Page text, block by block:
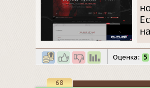
Оценка: 5
68